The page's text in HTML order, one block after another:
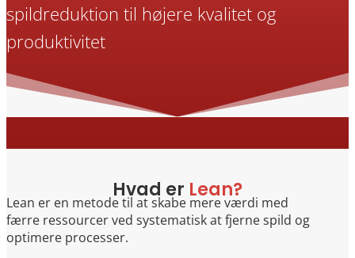
spildreduktion til højere kvalitet og
produktivitet
Hvad er Lean?
Lean er en metode til at skabe mere værdi med
færre ressourcer ved systematisk at fjerne spild og
optimere processer.